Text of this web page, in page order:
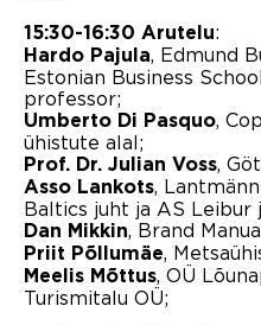
15:30-16:30 Arutelu:
Hardo Pajula, Edmund
Estonian Business
professor;
Umberto Di Pasquo,
ühistute alal;
Prof. Dr. Julian Voss,
Asso Lankots,
Baltics juht ja AS Leibur
Dan Mikkin, Brand
Priit Põllumäe,
Meelis Mõttus, OÜ
Turismitalu OÜ;